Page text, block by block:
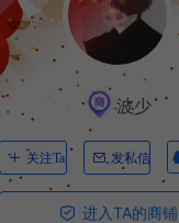
波少
关注Ta 发私信
进入TA的商铺